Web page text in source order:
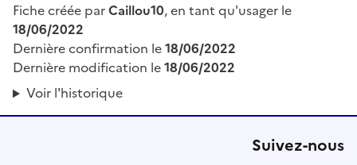
Fiche créée parCaillou10, en tant qu'usager le
18/06/2022
Dernière confirmation le18/06/2022
Dernière modification le18/06/2022
Voir l'historique
Suivez-nous